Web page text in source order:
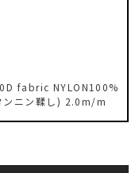
fabric NYLON100%
ンニン鞣し) 2.0m/m